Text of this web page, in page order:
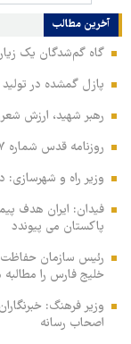
آخرین مطالب
گاه گم‌شدگان یک
پازل گمشده در تولید
رهبر شهید، ارزش
روزنامه قدس شماره ۱۰۹۹۷
وزیر راه و
فیدان: ایران هدف
پاکستان می پیوندد
رئیس سازمان
خلیج فارس را مطالبه‌
وزیر فرهنگ:
اصحاب رسانه